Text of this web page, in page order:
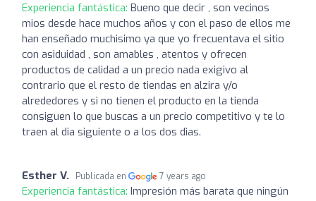
Experiencia fantástica: Bueno que decir , son vecinos
mios desde hace muchos años y con el paso de ellos me
han enseñado muchisimo ya que yo frecuentava el sitio
con asiduidad , son amables , atentos y ofrecen
productos de calidad a un precio nada exigivo al
contrario que el resto de tiendas en alzira y/o
alrededores y si no tienen el producto en la tienda
consiguen lo que buscas a un precio competitivo y te lo
traen al dia siguiente o a los dos dias.
Esther V. Publicada en 7 years ago
Experiencia fantástica: Impresión más barata que ningún